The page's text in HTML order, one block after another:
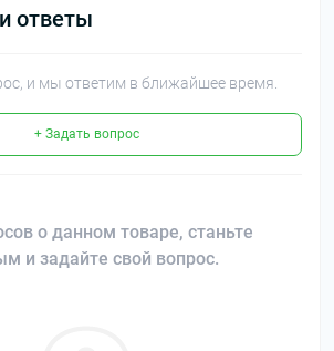
ответы
и мы ответим в ближайшее время.
+ Задать вопрос
о данном товаре, станьте
и задайте свой вопрос.